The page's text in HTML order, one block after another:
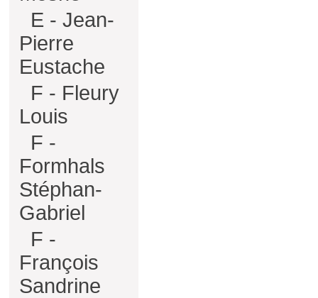
E - Jean-
Pierre
Eustache
F - Fleury
Louis
F -
Formhals
Stéphan-
Gabriel
F -
François
Sandrine